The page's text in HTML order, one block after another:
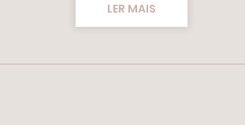
LER MAIS